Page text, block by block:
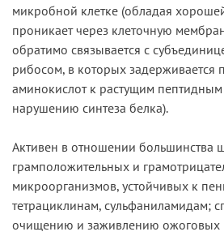
микробной клетке (обладая
проникает через клеточную
обратимо связывается с
рибосом, в которых задерживается
аминокислот к растущим пептидным
нарушению синтеза белка).
Активен в отношении большинства
грамположительных и
микроорганизмов, устойчивых к
тетрациклинам, сульфаниламидам;
очищению и заживлению ожоговых